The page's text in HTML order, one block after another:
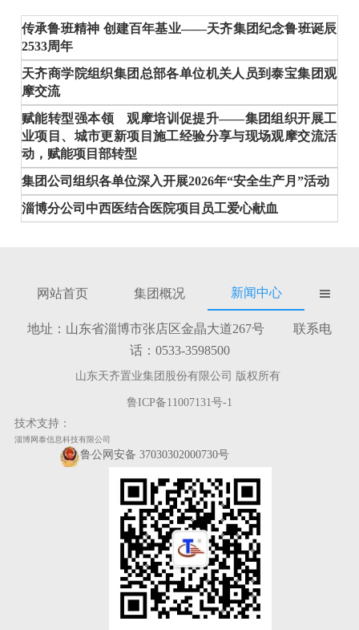
传承鲁班精神 创建百年基业——天齐集团纪念鲁班诞辰
2533周年
天齐商学院组织集团总部各单位机关人员到泰宝集团观
摩交流
赋能转型强本领 观摩培训促提升——集团组织开展工
业项目、城市更新项目施工经验分享与现场观摩交流活
动，赋能项目部转型
集团公司组织各单位深入开展2026年“安全生产月”活动
淄博分公司中西医结合医院项目员工爱心献血
网站首页 集团概况 新闻中心 
地址：山东省淄博市张店区金晶大道267号 联系电
话：0533-3598500
山东天齐置业集团股份有限公司 版权所有
鲁ICP备11007131号-1
技术支持：
淄博网泰信息科技有限公司
鲁公网安备 37030302000730号